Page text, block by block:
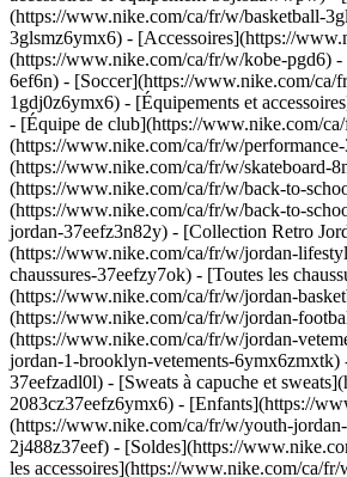
(https://www.nike.com/ca/fr/w/basketball-
3glsmz6ymx6) - [Accessoires](https://
(https://www.nike.com/ca/fr/w/kobe-pgd6)
6ef6n) - [Soccer](https://www.nike.com/ca/
1gdj0z6ymx6) - [Équipements et
- [Équipe de club](https://www.nike.com/
(https://www.nike.com/ca/fr/w/
(https://www.nike.com/ca/fr/w/skateboard-
(https://www.nike.com/ca/fr/w/back-to-
(https://www.nike.com/ca/fr/w/back-to-
jordan-37eefz3n82y) - [Collection Retro
(https://www.nike.com/ca/fr/w/jordan-
chaussures-37eefzy7ok) - [Toutes les
(https://www.nike.com/ca/fr/w/jordan-
(https://www.nike.com/ca/fr/w/jordan-
(https://www.nike.com/ca/fr/w/jordan-
jordan-1-brooklyn-vetements-
37eefzadl0l) - [Sweats à capuche et
2083cz37eefz6ymx6) - [Enfants](https://
(https://www.nike.com/ca/fr/w/youth-
2j488z37eef) - [Soldes](https://
les accessoires](https://www.nike.com/ca/